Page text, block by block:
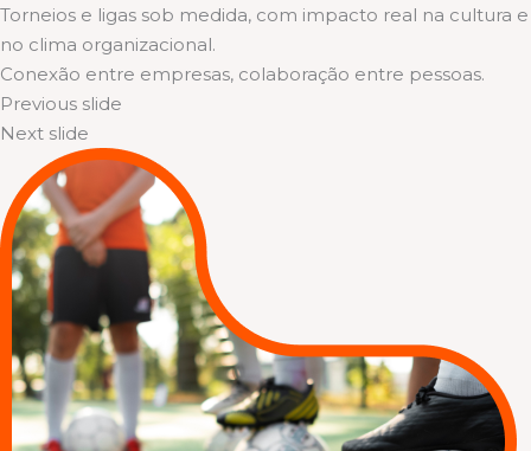
Torneios e ligas sob medida, com impacto real na cultura e
no clima organizacional.
Conexão entre empresas, colaboração entre pessoas.
Previous slide
Next slide